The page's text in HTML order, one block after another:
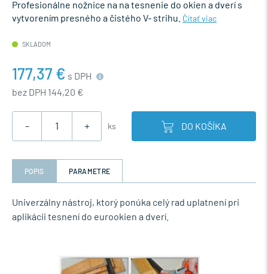
Profesionálne nožnice na na tesnenie do okien a dverí s
vytvorením presného a čistého V- strihu. Čítať viac
SKLADOM
177,37 € s DPH
bez DPH 144,20 €
- + ks DO KOŠÍKA
POPIS PARAMETRE
Univerzálny nástroj, ktorý ponúka celý rad uplatnení pri
aplikácii tesnení do eurookien a dverí.